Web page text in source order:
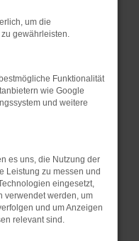
Seiten
Seite in einem
vorübergehende
Stand
nur ein
auch dazu
nicht mehr
um die
gewährleisten.
Funktionalität
wie Google
und weitere
es uns, die Nutzung der
Leistung zu messen und
eingesetzt,
verwendet werden, um
und um Anzeigen
relevant sind.